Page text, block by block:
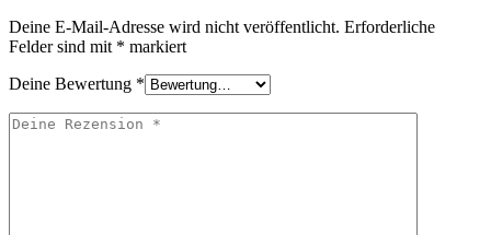
Deine E-Mail-Adresse wird nicht veröffentlicht. Erforderliche
Felder sind mit * markiert
Deine Bewertung *
Deine